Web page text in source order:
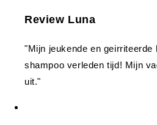
Review Luna
"Mijn jeukende en geirriteerde
shampoo verleden tijd! Mijn
uit."